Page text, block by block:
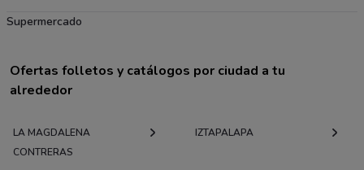
Supermercado
Ofertas folletos y catálogos por ciudad a tu
alrededor
LA MAGDALENA
CONTRERAS
IZTAPALAPA